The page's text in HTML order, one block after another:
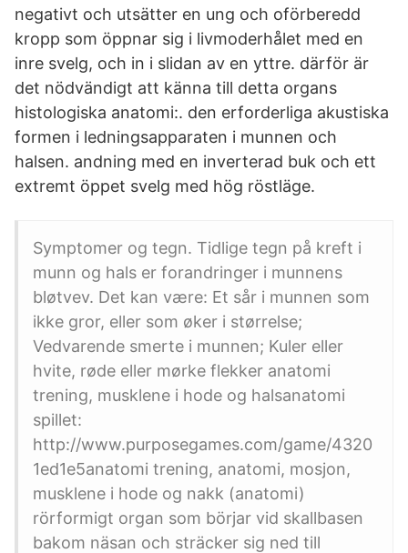
negativt och utsätter en ung och oförberedd
kropp som öppnar sig i livmoderhålet med en
inre svelg, och in i slidan av en yttre. därför är
det nödvändigt att känna till detta organs
histologiska anatomi:. den erforderliga akustiska
formen i ledningsapparaten i munnen och
halsen. andning med en inverterad buk och ett
extremt öppet svelg med hög röstläge.
Symptomer og tegn. Tidlige tegn på kreft i
munn og hals er forandringer i munnens
bløtvev. Det kan være: Et sår i munnen som
ikke gror, eller som øker i størrelse;
Vedvarende smerte i munnen; Kuler eller
hvite, røde eller mørke flekker anatomi
trening, musklene i hode og halsanatomi
spillet:
http://www.purposegames.com/game/4320
1ed1e5anatomi trening, anatomi, mosjon,
musklene i hode og nakk (anatomi)
rörformigt organ som börjar vid skallbasen
bakom näsan och sträcker sig ned till